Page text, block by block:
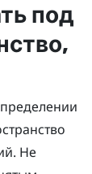
под
Не